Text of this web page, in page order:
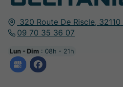
320 Route De Riscle, 32110
09 70 35 36 07
Lun - Dim : 08h - 21h